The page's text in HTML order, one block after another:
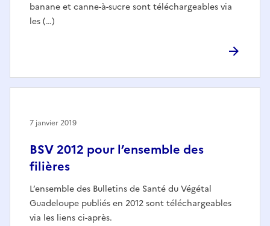
banane et canne-à-sucre sont téléchargeables via
les (…)
BSV 2012 pour l’ensemble des
filières
L’ensemble des Bulletins de Santé du Végétal
Guadeloupe publiés en 2012 sont téléchargeables
via les liens ci-après.
7 janvier 2019